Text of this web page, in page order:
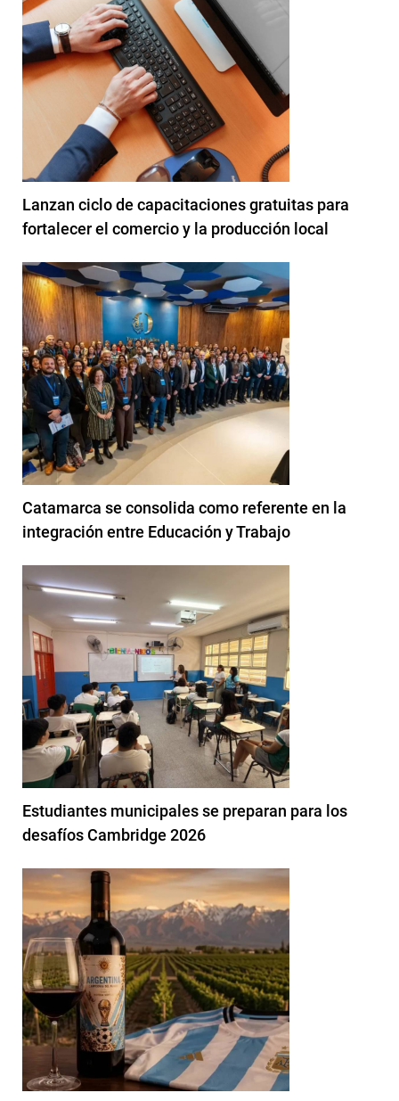
Lanzan ciclo de capacitaciones gratuitas para
fortalecer el comercio y la producción local
Catamarca se consolida como referente en la
integración entre Educación y Trabajo
Estudiantes municipales se preparan para los
desafíos Cambridge 2026